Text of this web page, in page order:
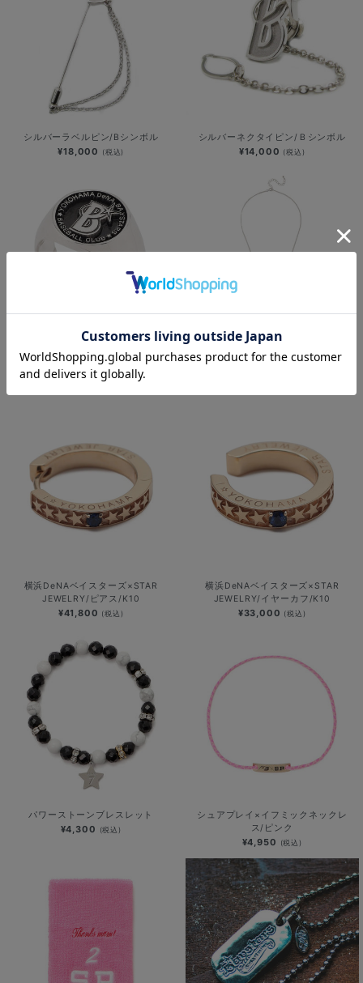
シルバーラベルピン/Bシンボル
¥18,000 (税込)
シルバーネクタイピン/Ｂシンボル
¥14,000 (税込)
【ご注文から20日間前後お届け】シ
グネチャーリング/Bロゴ
¥41,000
【ご注文から20日間前後お届け】シ
横浜DeNAベイスターズ×STAR
JEWELRY/ピアス/K10
¥41,800 (税込)
横浜DeNAベイスターズ×STAR
JEWELRY/イヤーカフ/K10
¥33,000 (税込)
パワーストーンブレスレット
¥4,300 (税込)
シュアプレイ×イフミックネックレ
ス/ピンク
¥4,950 (税込)